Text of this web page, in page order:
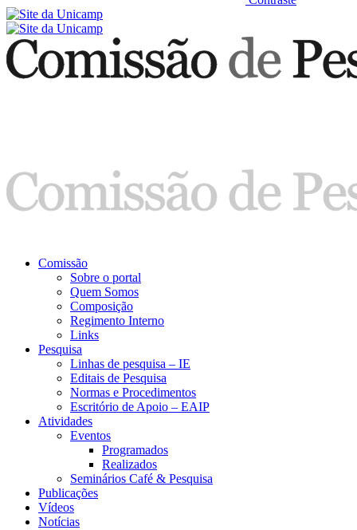
Comissão
Sobre o portal
Quem Somos
Composição
Regimento Interno
Links
Pesquisa
Linhas de pesquisa – IE
Editais de Pesquisa
Normas e Procedimentos
Escritório de Apoio – EAIP
Atividades
Eventos
Programados
Realizados
Seminários Café & Pesquisa
Publicações
Vídeos
Notícias